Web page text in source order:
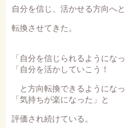
自分を信じ、活かせる方向へと
転換させてきた。
「自分を信じられるようになっ
「自分を活かしていこう！
と方向転換できるようになっ
「気持ちが楽になった」と
評価され続けている。